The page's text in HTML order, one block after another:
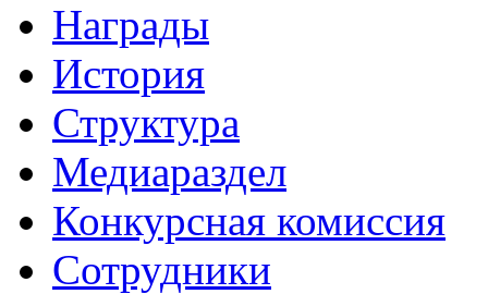
Награды
История
Структура
Медиараздел
Конкурсная комиссия
Сотрудники